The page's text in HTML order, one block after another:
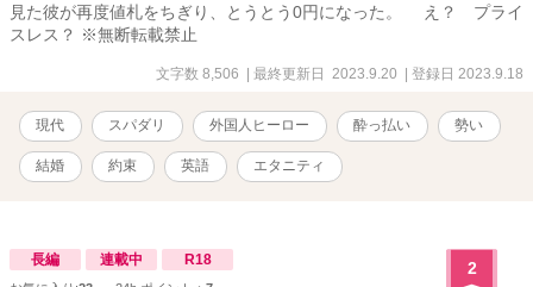
見た彼が再度値札をちぎり、とうとう0円になった。 え？ プライ
スレス？ ※無断転載禁止
文字数 8,506 | 最終更新日 2023.9.20 | 登録日 2023.9.18
現代 スパダリ 外国人ヒーロー 酔っ払い 勢い
結婚 約束 英語 エタニティ
長編 連載中 R18 2